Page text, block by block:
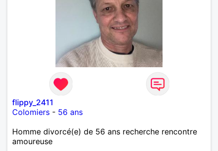
flippy_2411
Colomiers - 56 ans
Homme divorcé(e) de 56 ans recherche rencontre
amoureuse